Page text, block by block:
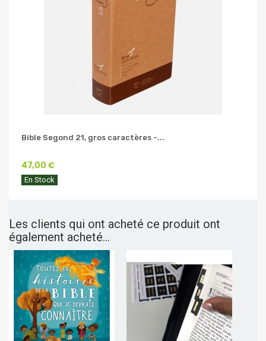
Bible Segond 21, gros caractères -...
47,00 €
En Stock
Les clients qui ont acheté ce produit ont
également acheté...